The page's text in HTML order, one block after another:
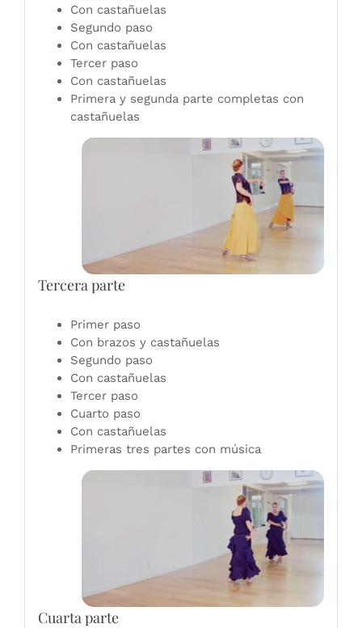
Con castañuelas
Segundo paso
Con castañuelas
Tercer paso
Con castañuelas
Primera y segunda parte completas con
castañuelas
Tercera parte
Primer paso
Con brazos y castañuelas
Segundo paso
Con castañuelas
Tercer paso
Cuarto paso
Con castañuelas
Primeras tres partes con música
Cuarta parte